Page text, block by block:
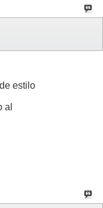
estilo
al